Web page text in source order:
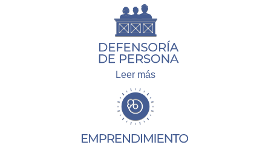
Leer más